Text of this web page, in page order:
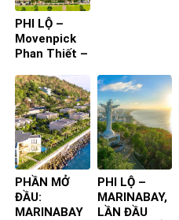
PHI LỘ –
Movenpick
Phan Thiết –
ta đến
PHẦN MỞ
ĐẦU:
MARINABAY
PHI LỘ –
MARINABAY,
LẦN ĐẦU